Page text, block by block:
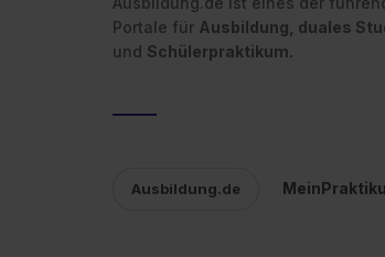
Portale für Ausbildung, duales
und Schülerpraktikum.
Ausbildung.de